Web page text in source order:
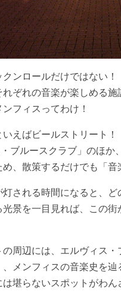
クンロールだけではない
ぞれの音楽が楽しめる
フィスってわけ！
いえばビールストリート
ブルースクラブ」のほ
、散策するだけでも「音
される時間になると、
景を一目見れば、この
周辺には、エルヴィス
メンフィスの音楽史を
は堪らないスポットがわ